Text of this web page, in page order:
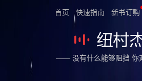
首页 快速指南 新书订购
—— 没有什么能够阻挡 你